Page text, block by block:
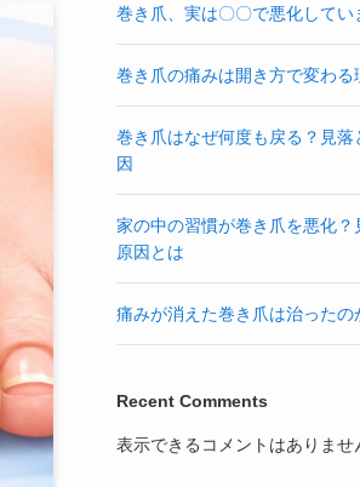
巻き爪、実は〇〇で悪化してい
巻き爪の痛みは開き方で変わる
巻き爪はなぜ何度も戻る？見落
因
家の中の習慣が巻き爪を悪化？
原因とは
痛みが消えた巻き爪は治ったの
Recent Comments
表示できるコメントはありませ